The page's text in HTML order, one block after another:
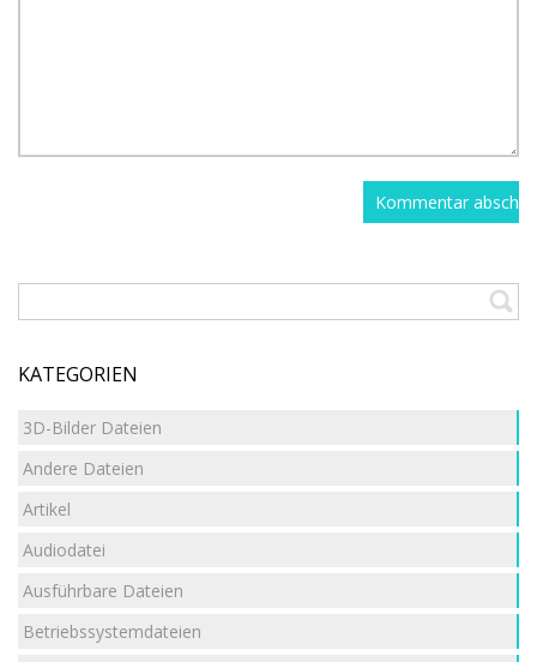
KATEGORIEN
3D-Bilder Dateien
Andere Dateien
Artikel
Audiodatei
Ausführbare Dateien
Betriebssystemdateien